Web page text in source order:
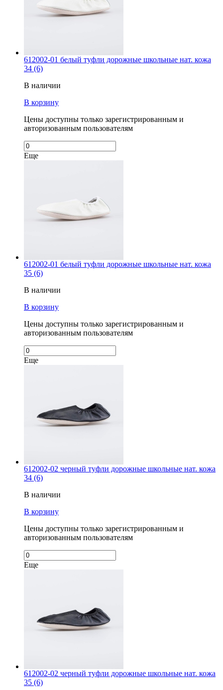
612002-01 белый туфли дорожные школьные нат. кожа
34 (6)
В наличии
В корзину
Цены доступны только зарегистрированным и
авторизованным пользователям
Еще
612002-01 белый туфли дорожные школьные нат. кожа
35 (6)
В наличии
В корзину
Цены доступны только зарегистрированным и
авторизованным пользователям
Еще
612002-02 черный туфли дорожные школьные нат. кожа
34 (6)
В наличии
В корзину
Цены доступны только зарегистрированным и
авторизованным пользователям
Еще
612002-02 черный туфли дорожные школьные нат. кожа
35 (6)